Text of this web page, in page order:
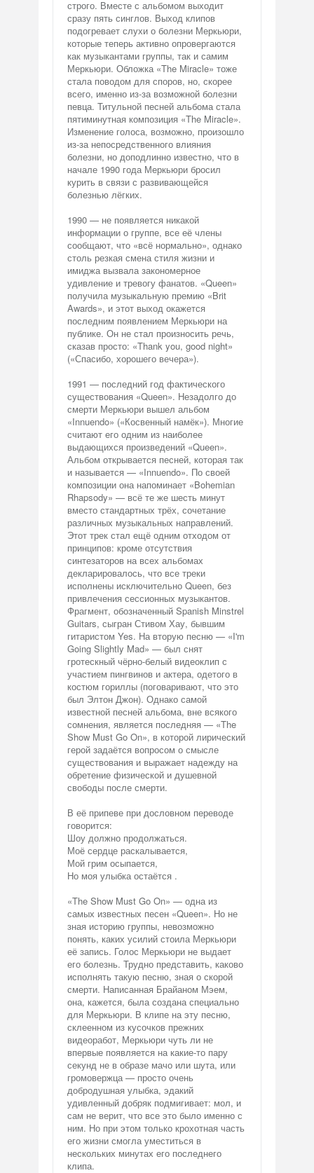
строго. Вместе с альбомом выходит
сразу пять синглов. Выход клипов
подогревает слухи о болезни Меркьюри,
которые теперь активно опровергаются
как музыкантами группы, так и самим
Меркьюри. Обложка «The Miracle» тоже
стала поводом для споров, но, скорее
всего, именно из-за возможной болезни
певца. Титульной песней альбома стала
пятиминутная композиция «The Miracle».
Изменение голоса, возможно, произошло
из-за непосредственного влияния
болезни, но доподлинно известно, что в
начале 1990 года Меркьюри бросил
курить в связи с развивающейся
болезнью лёгких.
1990 — не появляется никакой
информации о группе, все её члены
сообщают, что «всё нормально», однако
столь резкая смена стиля жизни и
имиджа вызвала закономерное
удивление и тревогу фанатов. «Queen»
получила музыкальную премию «Brit
Awards», и этот выход окажется
последним появлением Меркьюри на
публике. Он не стал произносить речь,
сказав просто: «Thank you, good night»
(«Спасибо, хорошего вечера»).
1991 — последний год фактического
существования «Queen». Незадолго до
смерти Меркьюри вышел альбом
«Innuendo» («Косвенный намёк»). Многие
считают его одним из наиболее
выдающихся произведений «Queen».
Альбом открывается песней, которая так
и называется — «Innuendo». По своей
композиции она напоминает «Bohemian
Rhapsody» — всё те же шесть минут
вместо стандартных трёх, сочетание
различных музыкальных направлений.
Этот трек стал ещё одним отходом от
принципов: кроме отсутствия
синтезаторов на всех альбомах
декларировалось, что все треки
исполнены исключительно Queen, без
привлечения сессионных музыкантов.
Фрагмент, обозначенный Spanish Minstrel
Guitars, сыгран Стивом Хау, бывшим
гитаристом Yes. На вторую песню — «I'm
Going Slightly Mad» — был снят
гротескный чёрно-белый видеоклип с
участием пингвинов и актера, одетого в
костюм гориллы (поговаривают, что это
был Элтон Джон). Однако самой
известной песней альбома, вне всякого
сомнения, является последняя — «The
Show Must Go On», в которой лирический
герой задаётся вопросом о смысле
существования и выражает надежду на
обретение физической и душевной
свободы после смерти.
В её припеве при дословном переводе
говорится:
Шоу должно продолжаться.
Моё сердце раскалывается,
Мой грим осыпается,
Но моя улыбка остаётся .
«The Show Must Go On» — одна из
самых известных песен «Queen». Но не
зная историю группы, невозможно
понять, каких усилий стоила Меркьюри
её запись. Голос Меркьюри не выдает
его болезнь. Трудно представить, каково
исполнять такую песню, зная о скорой
смерти. Написанная Брайаном Мэем,
она, кажется, была создана специально
для Меркьюри. В клипе на эту песню,
склеенном из кусочков прежних
видеоработ, Меркьюри чуть ли не
впервые появляется на какие-то пару
секунд не в образе мачо или шута, или
громовержца — просто очень
добродушная улыбка, эдакий
удивленный добряк подмигивает: мол, и
сам не верит, что все это было именно с
ним. Но при этом только крохотная часть
его жизни смогла уместиться в
нескольких минутах его последнего
клипа.